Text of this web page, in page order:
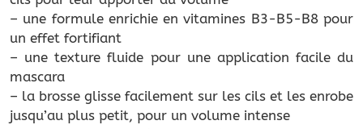
– une formule enrichie en vitamines B3-B5-B8 pour
un effet fortifiant
– une texture fluide pour une application facile du
mascara
– la brosse glisse facilement sur les cils et les enrobe
jusqu’au plus petit, pour un volume intense